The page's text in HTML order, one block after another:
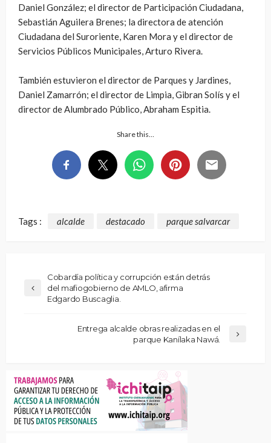
Daniel González; el director de Participación Ciudadana,
Sebastián Aguilera Brenes; la directora de atención
Ciudadana del Suroriente, Karen Mora y el director de
Servicios Públicos Municipales, Arturo Rivera.
También estuvieron el director de Parques y Jardines,
Daniel Zamarrón; el director de Limpia, Gibran Solís y el
director de Alumbrado Público, Abraham Espitia.
Share this…
Tags : alcalde destacado parque salvarcar
Cobardía política y corrupción están detrás
del mafiogobierno de AMLO, afirma
Edgardo Buscaglia.
Entrega alcalde obras realizadas en el
parque Kanílaka Nawá.